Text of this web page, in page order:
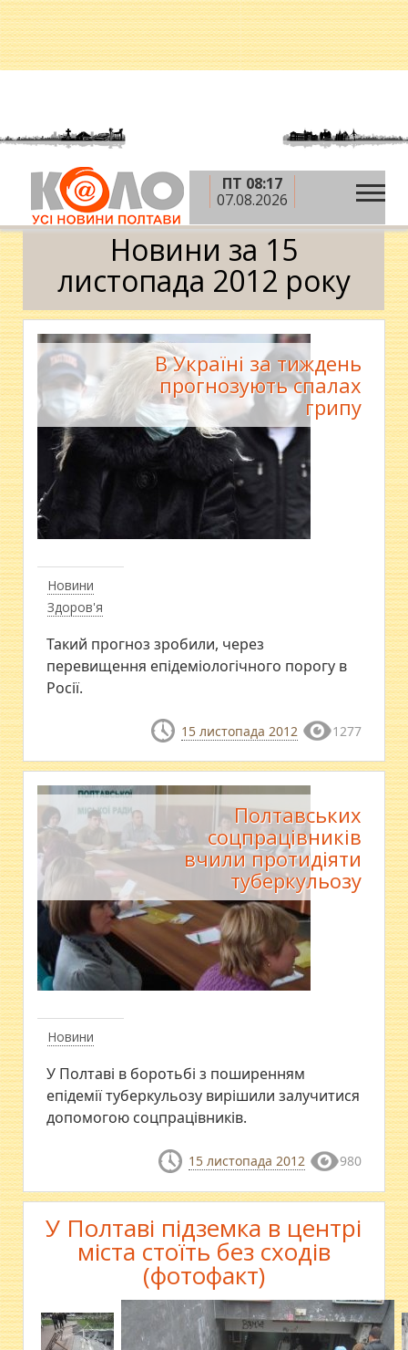
ПТ 08:17
07.08.2026
Головна » 2012 рік » листопад »
15 листопада
Календар
Новини за 15
листопада 2012 року
Новини
Здоров'я
В Україні за тиждень
прогнозують спалах
грипу
Такий прогноз зробили, через
перевищення епідеміологічного порогу в
Росії.
15 листопада 2012 1277
Новини
Полтавських
соцпрацівників
вчили протидіяти
туберкульозу
У Полтаві в боротьбі з поширенням
епідемії туберкульозу вирішили залучитися
допомогою соцпрацівників.
15 листопада 2012 980
У Полтаві підземка в центрі
міста стоїть без сходів
(фотофакт)